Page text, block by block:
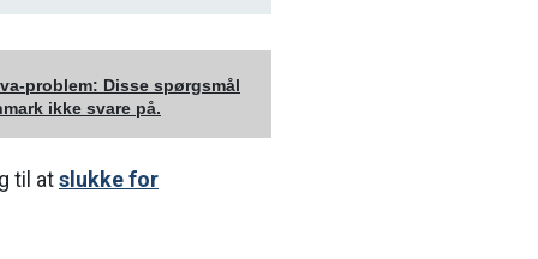
problem: Disse spørgsmål
ikke svare på.
til atslukke for